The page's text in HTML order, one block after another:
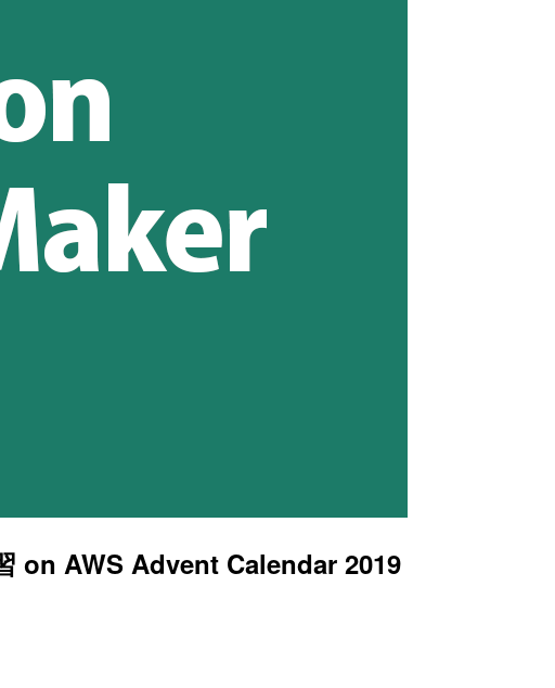
on AWS Advent Calendar 2019